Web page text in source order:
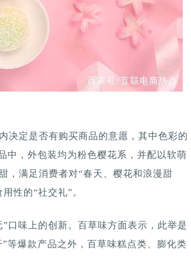
决定是否有购买商品的意愿，其中色彩的
中，外包装均为粉色樱花系，并配以软萌
，满足消费者对“春天、樱花和浪漫甜
性的“社交礼”。
口味上的创新。百草味方面表示，此举是
等爆款产品之外，百草味糕点类、膨化类